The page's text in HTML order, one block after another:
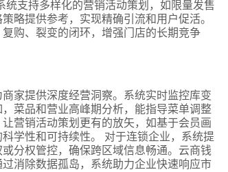
支持多样化的营销活动策划，如限量发售
略提供参考，实现精确引流和用户促活。
购、裂变的闭环，增强门店的长期竞争
家提供深度经营洞察。系统实时监控库变
菜品和营业高峰期分析，能指导菜单调整
营销活动策划更有的放矢，如基于会员画
学性和可持续性。 对于连锁企业，系统提
分权管控，确保跨区域信息畅通。云商钱
消除数据孤岛，系统助力企业快速响应市